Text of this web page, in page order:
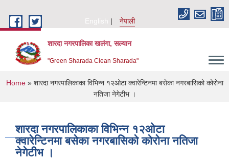
English
नेपाली
शारदा नगरपालिका खलंगा, सल्यान
"Green Sharada Clean Sharada"
You are here
Home» शारदा नगरपालिकाका विभिन्न १२ओटा क्वारेन्टिनमा बसेका नगरबासिको कोरोना
नतिजा नेगेटीभ ।
शारदा नगरपालिकाका विभिन्न १२ओटा
क्वारेन्टिनमा बसेका नगरबासिको कोरोना नतिजा
नेगेटीभ ।